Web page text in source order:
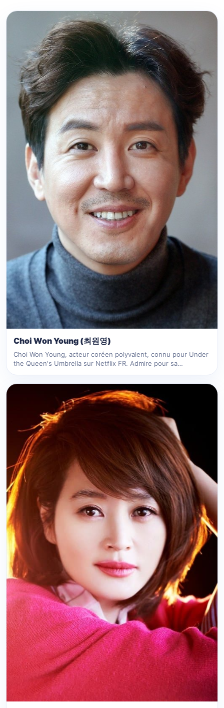
Choi Won Young (최원영)
Choi Won Young, acteur coréen polyvalent, connu pour Under
the Queen's Umbrella sur Netflix FR. Admire pour sa…